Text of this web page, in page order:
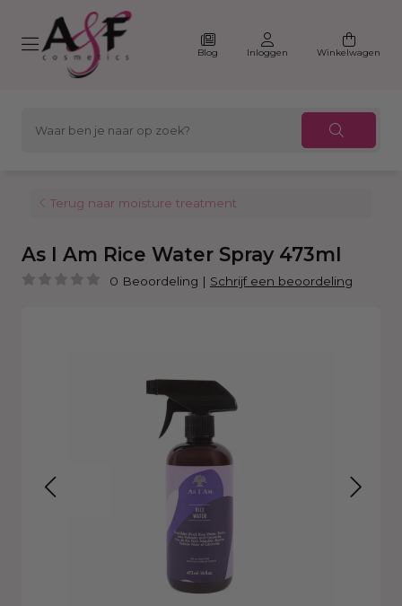
Blog Inloggen Winkelwagen
Terug naar moisture treatment
As I Am Rice Water Spray 473ml
0 Beoordeling | Schrijf een beoordeling